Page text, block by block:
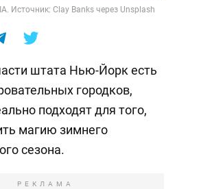
Источник: Clay Banks через Unsplash
штата Нью-Йорк есть
городков,
подходят для того,
магию зимнего
сезона.
РЕКЛАМА